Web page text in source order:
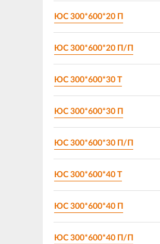
ЮС 300*600*20 П
ЮС 300*600*20 П/П
ЮС 300*600*30 Т
ЮС 300*600*30 П
ЮС 300*600*30 П/П
ЮС 300*600*40 Т
ЮС 300*600*40 П
ЮС 300*600*40 П/П